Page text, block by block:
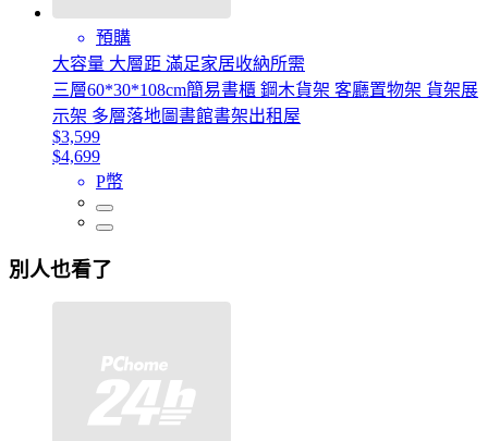
預購
大容量 大層距 滿足家居收納所需
三層60*30*108cm簡易書櫃 鋼木貨架 客廳置物架 貨架展
示架 多層落地圖書館書架出租屋
$3,599
$4,699
P幣
別人也看了